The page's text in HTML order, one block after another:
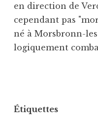
en direction de
cependant pas
né à Morsbronn-
logiquement
lu
Étiquettes